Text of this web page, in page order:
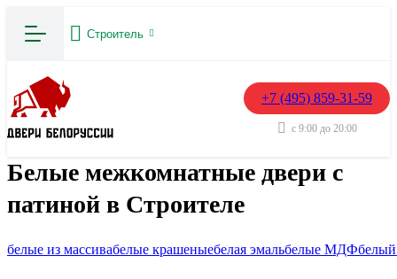
Строитель
+7 (495) 859-31-59
с 9:00 до 20:00
Белые межкомнатные двери с
патиной в Строителе
белые из массивабелые крашеныебелая эмальбелые МДФбелый